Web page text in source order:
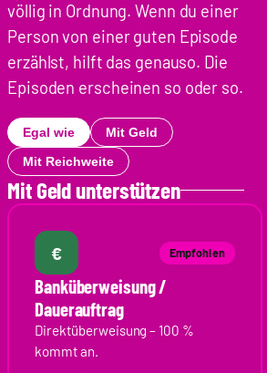
völlig in Ordnung. Wenn du einer
Person von einer guten Episode
erzählst, hilft das genauso. Die
Episoden erscheinen so oder so.
Egal wie Mit Geld
Mit Reichweite
Mit Geld unterstützen
€ Empfohlen
Banküberweisung /
Dauerauftrag
Direktüberweisung – 100 %
kommt an.